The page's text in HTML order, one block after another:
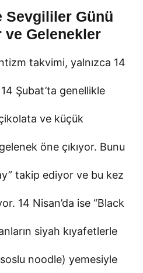
Sevgililer Günü
ve Gelenekler
takvimi, yalnızca 14
14 Şubat’ta genellikle
ve küçük
öne çıkıyor. Bunu
takip ediyor ve bu kez
14 Nisan’da ise “Black
siyah kıyafetlerle
noodle) yemesiyle